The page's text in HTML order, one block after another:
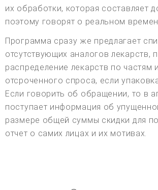
их обработки, которая составляет
поэтому говорят о реальном
Программа сразу же предлагает
отсутствующих аналогов лекарств,
распределение лекарств по частям
отсроченного спроса, если
Если говорить об обращении, то в
поступает информация об
размере общей суммы скидки для
отчет о самих лицах и их мотивах.